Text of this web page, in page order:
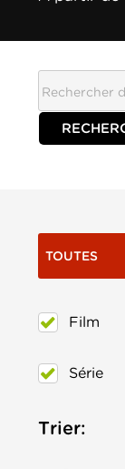
TOUTES
Film
Série
Trier: